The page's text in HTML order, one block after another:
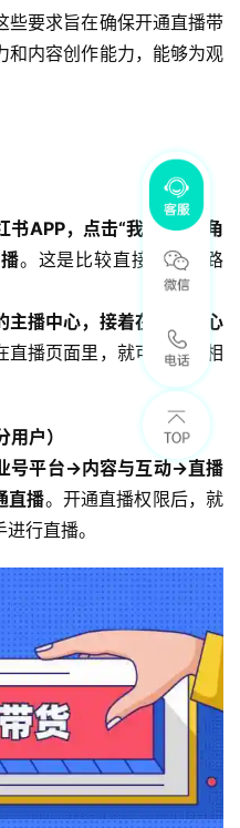
些要求旨在确保开通直播带
和内容创作能力，能够为观
书APP，点击“我”—左上角
。这是比较直接的操作路
主播中心，接着在主播中心
直播页面里，就可以进行相
户）
号平台->内容与互动->直播
直播。开通直播权限后，就
行直播。